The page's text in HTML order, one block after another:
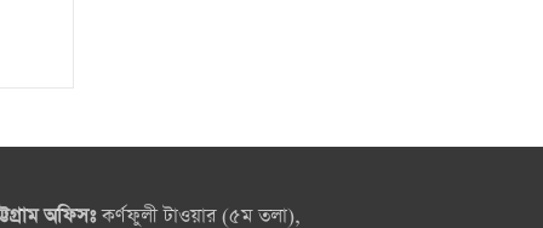
অফিসঃকর্ণফুলী টাওয়ার (৫ম তলা),